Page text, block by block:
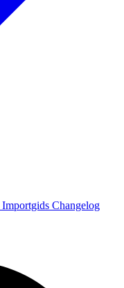
Importgids Changelog